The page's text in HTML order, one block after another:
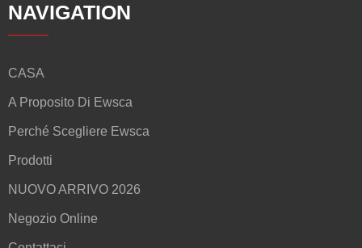
NAVIGATION
CASA
A Proposito Di Ewsca
Perché Scegliere Ewsca
Prodotti
NUOVO ARRIVO 2026
Negozio Online